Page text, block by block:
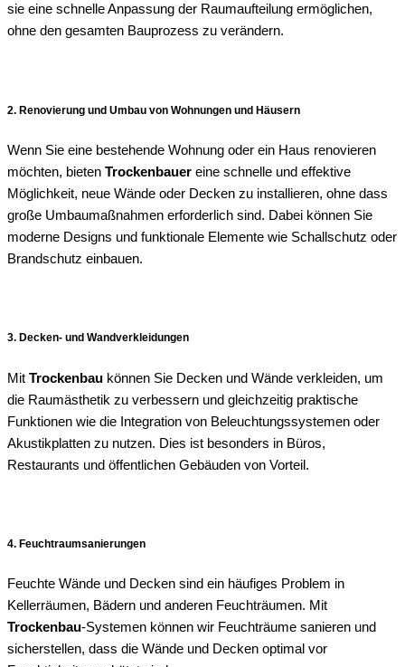
sie eine schnelle Anpassung der Raumaufteilung ermöglichen,
ohne den gesamten Bauprozess zu verändern.
2. Renovierung und Umbau von Wohnungen und Häusern
Wenn Sie eine bestehende Wohnung oder ein Haus renovieren
möchten, bieten Trockenbauer eine schnelle und effektive
Möglichkeit, neue Wände oder Decken zu installieren, ohne dass
große Umbaumaßnahmen erforderlich sind. Dabei können Sie
moderne Designs und funktionale Elemente wie Schallschutz oder
Brandschutz einbauen.
3. Decken- und Wandverkleidungen
Mit Trockenbau können Sie Decken und Wände verkleiden, um
die Raumästhetik zu verbessern und gleichzeitig praktische
Funktionen wie die Integration von Beleuchtungssystemen oder
Akustikplatten zu nutzen. Dies ist besonders in Büros,
Restaurants und öffentlichen Gebäuden von Vorteil.
4. Feuchtraumsanierungen
Feuchte Wände und Decken sind ein häufiges Problem in
Kellerräumen, Bädern und anderen Feuchträumen. Mit
Trockenbau-Systemen können wir Feuchträume sanieren und
sicherstellen, dass die Wände und Decken optimal vor